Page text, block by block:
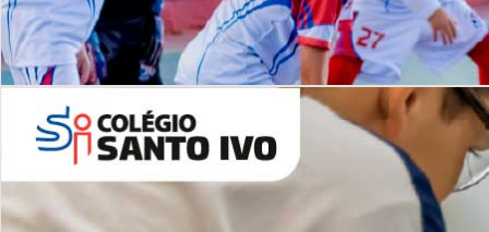
Desafios | Saiba mais